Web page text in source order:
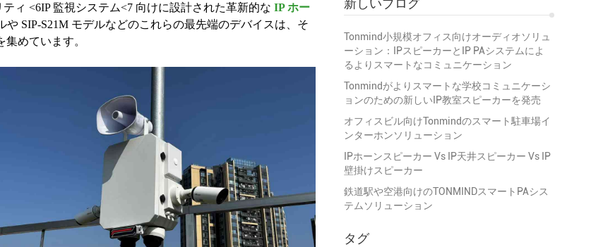
新しいブログ
Tonmind小規模オフィス向けオーディオソリュ
ーション：IPスピーカーとIP PAシステムによ
るよりスマートなコミュニケーション
Tonmindがよりスマートな学校コミュニケーシ
ョンのための新しいIP教室スピーカーを発売
オフィスビル向けTonmindのスマート駐車場イ
ンターホンソリューション
IPホーンスピーカー Vs IP天井スピーカー Vs IP
壁掛けスピーカー
鉄道駅や空港向けのTONMINDスマートPAシス
テムソリューション
タグ
ィ <6IP 監視システム<7 向けに設計された革新的なIP ホー
SIP-S21M モデルなどのこれらの最先端のデバイスは、そ
めています。